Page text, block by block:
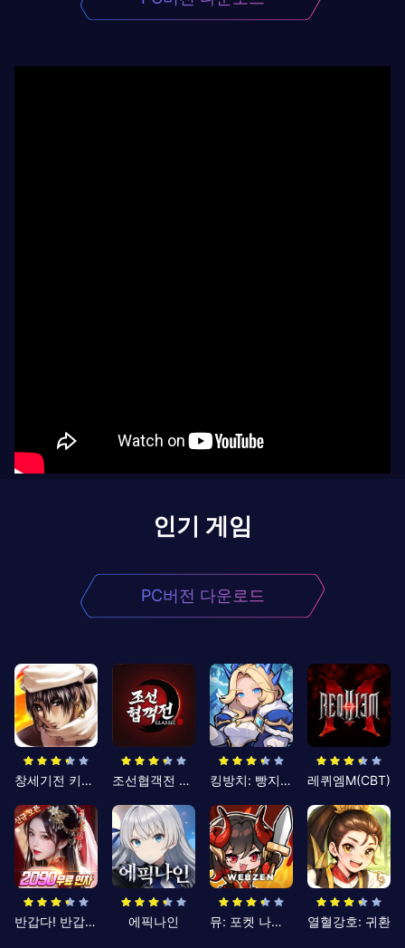
인기 게임
PC버전 다운로드
창세기전 키우기 조선협객전 클래식 킹방치: 빵지의 제왕 레퀴엠M(CBT)
반갑다! 반갑삼국지 에픽나인 뮤: 포켓 나이츠 열혈강호: 귀환